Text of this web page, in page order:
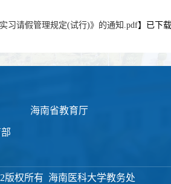
习请假管理规定(试行)》的通知.pdf】已下载
海南省教育厅
版权所有 海南医科大学教务处